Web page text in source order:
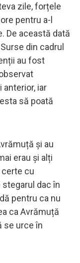
zile, forțele
pentru a-l
De această dată
din cadrul
au fost
iar
să poată
și au
erau și alți
cu
dac în
pentru ca nu
ca Avrămuță
se urce în